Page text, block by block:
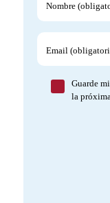
Nombre
Email
Guarde
la